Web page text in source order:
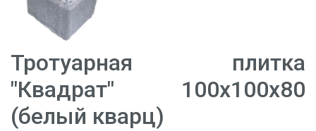
Тротуарная плитка
"Квадрат" 100х100х80
(белый кварц)